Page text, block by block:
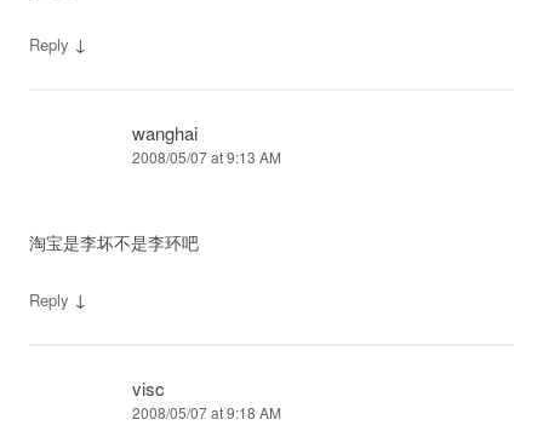
Reply ↓
wanghai
2008/05/07 at 9:13 AM
淘宝是李坏不是李环吧
Reply ↓
visc
2008/05/07 at 9:18 AM